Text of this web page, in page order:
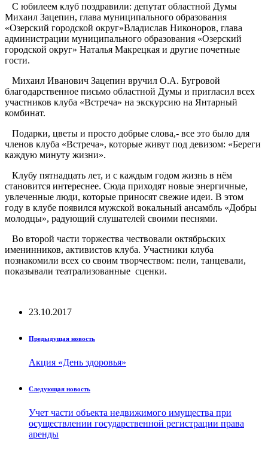
С юбилеем клуб поздравили: депутат областной Думы
Михаил Зацепин, глава муниципального образования
«Озерский городской округ»Владислав Никоноров, глава
администрации муниципального образования «Озерский
городской округ» Наталья Макрецкая и другие почетные
гости.
Михаил Иванович Зацепин вручил О.А. Бугровой
благодарственное письмо областной Думы и пригласил всех
участников клуба «Встреча» на экскурсию на Янтарный
комбинат.
Подарки, цветы и просто добрые слова,- все это было для
членов клуба «Встреча», которые живут под девизом: «Береги
каждую минуту жизни».
Клубу пятнадцать лет, и с каждым годом жизнь в нём
становится интереснее. Сюда приходят новые энергичные,
увлеченные люди, которые приносят свежие идеи. В этом
году в клубе появился мужской вокальный ансамбль «Добры
молодцы», радующий слушателей своими песнями.
Во второй части торжества чествовали октябрьских
именинников, активистов клуба. Участники клуба
познакомили всех со своим творчеством: пели, танцевали,
показывали театрализованные сценки.
23.10.2017
Предыдущая новость
Акция «День здоровья»
Следующая новость
Учет части объекта недвижимого имущества при
осуществлении государственной регистрации права
аренды